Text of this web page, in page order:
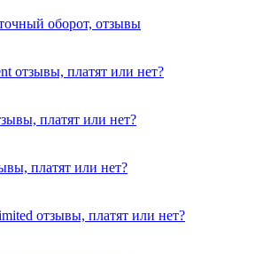
оборот, отзывы
отзывы, платят или нет?
платят или нет?
платят или нет?
отзывы, платят или нет?